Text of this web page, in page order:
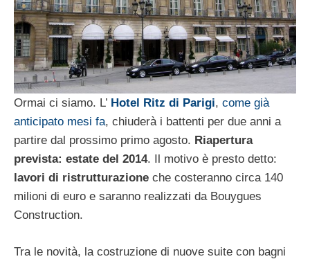
Ormai ci siamo. L’ Hotel Ritz di Parigi, come già
anticipato mesi fa, chiuderà i battenti per due anni a
partire dal prossimo primo agosto. Riapertura
prevista: estate del 2014. Il motivo è presto detto:
lavori di ristrutturazione che costeranno circa 140
milioni di euro e saranno realizzati da Bouygues
Construction.
Tra le novità, la costruzione di nuove suite con bagni